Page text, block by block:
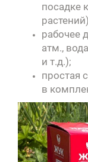
посадке
рабочее
атм.,
и т.д.);
простая
в